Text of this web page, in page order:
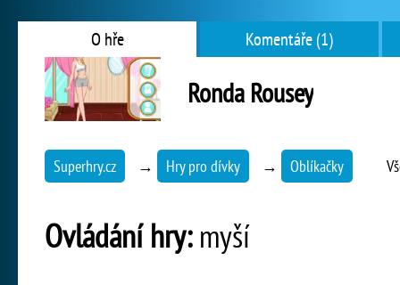
O hře Komentáře (1)
Ronda Rousey
Superhry.cz → Hry pro dívky → Oblíkačky
Ovládání hry:myší